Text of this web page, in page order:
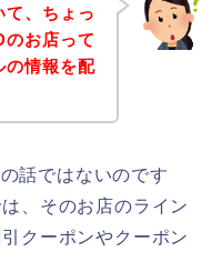
て、ちょっ
お店って
の情報を配
話ではないのです
、そのお店のライン
クーポンやクーポン